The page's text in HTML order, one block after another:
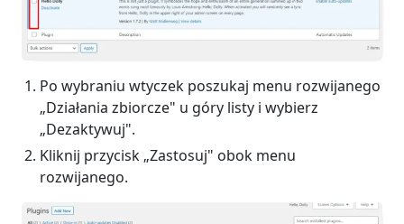
Po wybraniu wtyczek poszukaj menu rozwijanego
„Działania zbiorcze" u góry listy i wybierz
„Dezaktywuj".
Kliknij przycisk „Zastosuj" obok menu
rozwijanego.